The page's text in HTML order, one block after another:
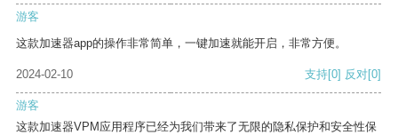
游客
这款加速器app的操作非常简单，一键加速就能开启，非常方便。
2024-02-10 支持[0] 反对[0]
游客
这款加速器VPM应用程序已经为我们带来了无限的隐私保护和安全性保